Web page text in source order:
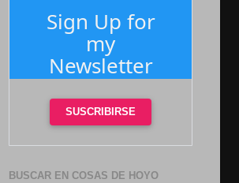
Sign Up for
my
Newsletter
SUSCRIBIRSE
BUSCAR EN COSAS DE HOYO